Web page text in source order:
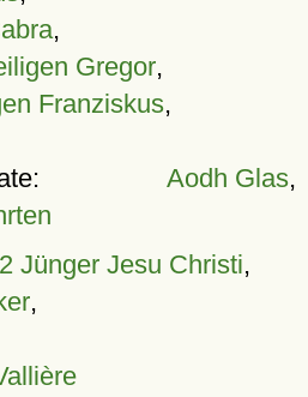
,
Gregor,
Franziskus,
Aodh Glas,
Jünger Jesu Christi,
,